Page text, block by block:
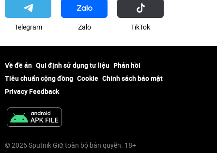
Telegram Zalo ТikТоk
Về đề án Qui định sử dụng tư liệu Phản hồi
Tiêu chuẩn cộng đồng Cookie Chính sách bảo mật
Privacy Feedback
© 2026 Sputnik Giữ toàn bộ bản quyền. 18+